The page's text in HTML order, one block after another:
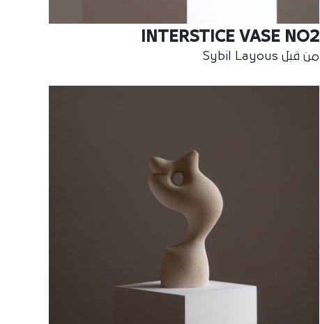
INTERSTICE VASE NO2
من قبل Sybil Layous